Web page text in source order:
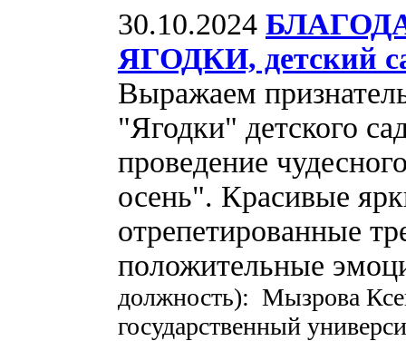
30.10.2024
ЯГОДКИ, детский
Выражаем
"Ягодки" детского
проведение
осень". Красивые
отрепетированные
положительные
должность): Мызрова
государственный